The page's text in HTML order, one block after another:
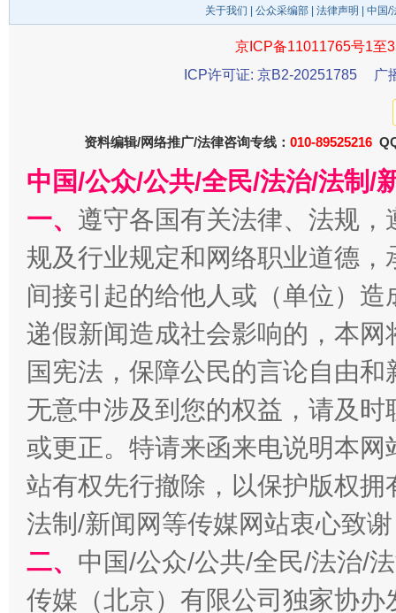
揭开“小金库”的免责幌子
受贿1.44亿！段成刚被判无期 从幼
关于我们 公众采编部 法律声明 | 中国
京ICP备11011765号1至
ICP许可证: 京B2-20251785
广
资料编辑/网络推广/法律咨询专线： 010-89525216
中国/公众/公共/全民/法治/法制/
一、 遵守各国有关法律、法规
规及行业规定和网络职业道德
间接引起的给他人或（单位）
递假新闻造成社会影响的，本
国宪法，保障公民的言论自由
无意中涉及到您的权益，请及
或更正。特请来函来电说明本
站有权先行撤除，以保护版权
法制/新闻网等传媒网站衷心致
二、 中国/公众/公共/全民/法治/
传媒（北京）有限公司独家协